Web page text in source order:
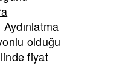
olduğu
fiyat